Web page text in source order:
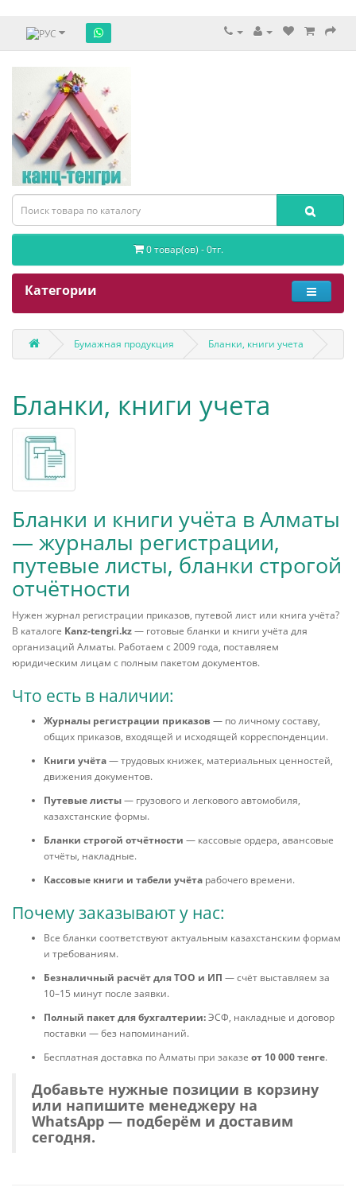
0 товар(ов) - 0тг.
Категории
Бумажная продукция Бланки, книги учета
Бланки, книги учета
Бланки и книги учёта в Алматы
— журналы регистрации,
путевые листы, бланки строгой
отчётности
Нужен журнал регистрации приказов, путевой лист или книга учёта?
В каталоге Kanz-tengri.kz— готовые бланки и книги учёта для
организаций Алматы. Работаем с 2009 года, поставляем
юридическим лицам с полным пакетом документов.
Что есть в наличии:
Журналы регистрации приказов — по личному составу,
общих приказов, входящей и исходящей корреспонденции.
Книги учёта— трудовых книжек, материальных ценностей,
движения документов.
Путевые листы— грузового и легкового автомобиля,
казахстанские формы.
Бланки строгой отчётности — кассовые ордера, авансовые
отчёты, накладные.
Кассовые книги и табели учёта рабочего времени.
Почему заказывают у нас:
Все бланки соответствуют актуальным казахстанским формам
и требованиям.
Безналичный расчёт для ТОО и ИП — счёт выставляем за
10–15 минут после заявки.
Полный пакет для бухгалтерии:ЭСФ, накладные и договор
поставки — без напоминаний.
Бесплатная доставка по Алматы при заказе от 10 000 тенге.
Добавьте нужные позиции в корзину
или напишите менеджеру на
WhatsApp — подберём и доставим
сегодня.